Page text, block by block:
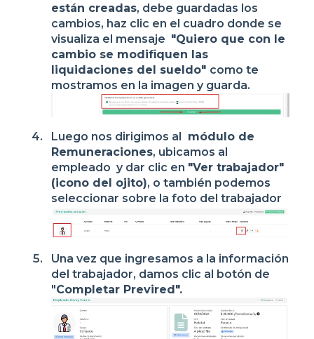
están creadas, debe guardadas los
cambios, haz clic en el cuadro donde se
visualiza el mensaje "Quiero que con le
cambio se modifiquen las
liquidaciones del sueldo" como te
mostramos en la imagen y guarda.
Luego nos dirigimos al módulo de
Remuneraciones, ubicamos al
empleado y dar clic en "Ver trabajador"
(icono del ojito), o también podemos
seleccionar sobre la foto del trabajador
Una vez que ingresamos a la información
del trabajador, damos clic al botón de
"Completar Previred".